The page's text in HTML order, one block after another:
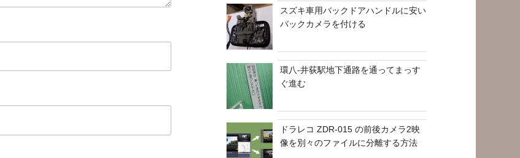
スズキ車用バックドアハンドルに安い
バックカメラを付ける
環八-井荻駅地下通路を通ってまっす
ぐ進む
ドラレコ ZDR-015 の前後カメラ2映
像を別々のファイルに分離する方法